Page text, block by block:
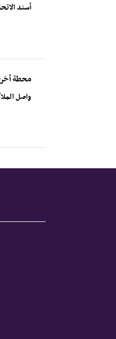
أسند
محطة
واصل